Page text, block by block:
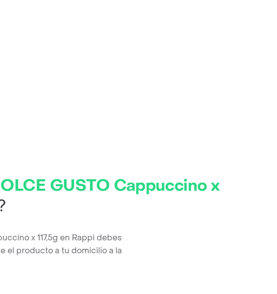
GUSTO Cappuccino x
x 117,5g en Rappi debes
el producto a tu domicilio a la